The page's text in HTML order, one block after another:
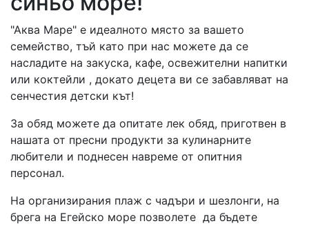
"Аква Маре" е идеалното място за вашето
семейство, тъй като при нас можете да се
насладите на закуска, кафе, освежителни напитки
или коктейли , докато децета ви се забавляват на
сенчестия детски кът!
За обяд можете да опитате лек обяд, приготвен в
нашата от пресни продукти за кулинарните
любители и поднесен навреме от опитния
персонал.
На организирания плаж с чадъри и шезлонги, на
брега на Егейско море позволете да бъдете